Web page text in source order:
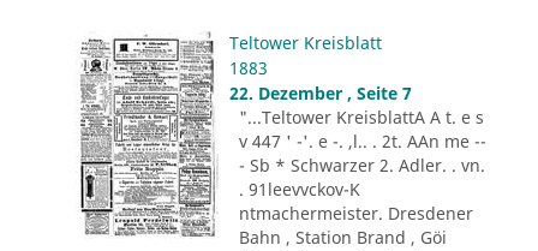
Teltower Kreisblatt
1883
22. Dezember , Seite 7
"...Teltower KreisblattA A t. e s
v 447 ' -'. e -. ,l.. . 2t. AAn me --
- Sb * Schwarzer 2. Adler. . vn.
. 91leevvckov-K
ntmachermeister. Dresdener
Bahn , Station Brand , Göi